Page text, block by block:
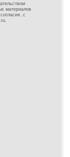
материалов
с